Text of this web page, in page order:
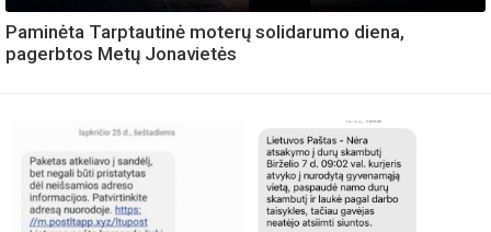
Paminėta Tarptautinė moterų solidarumo diena,
pagerbtos Metų Jonavietės